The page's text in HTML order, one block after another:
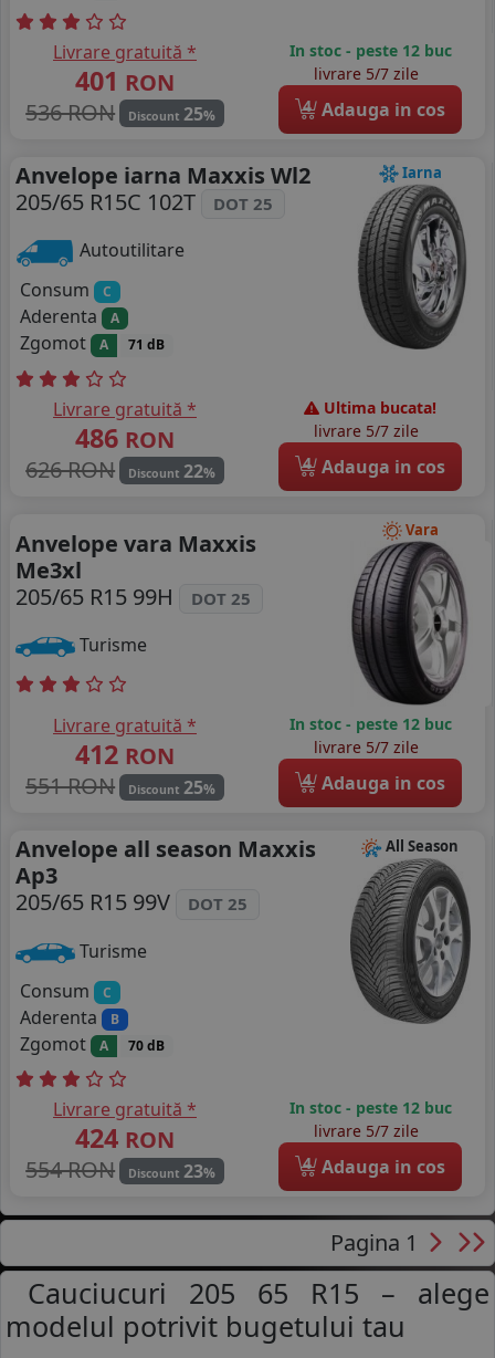
Livrare gratuită *
401 RON
536 RON
Discount 25%
In stoc - peste 12 buc
livrare 5/7 zile
4 Adauga in cos
Iarna
Anvelope iarna Maxxis Wl2
205/65 R15C 102T
DOT 25
Autoutilitare
Consum
C
Aderenta A
Zgomot A 71 dB
Livrare gratuită *
486 RON
626 RON
Discount 22%
Ultima bucata!
livrare 5/7 zile
4 Adauga in cos
Vara
Anvelope vara Maxxis
Me3xl
205/65 R15 99H
DOT 25
Turisme
Livrare gratuită *
412 RON
551 RON
Discount 25%
In stoc - peste 12 buc
livrare 5/7 zile
4 Adauga in cos
All Season
Anvelope all season Maxxis
Ap3
205/65 R15 99V
DOT 25
Turisme
Consum
C
Aderenta B
Zgomot A 70 dB
Livrare gratuită *
424 RON
554 RON
Discount 23%
In stoc - peste 12 buc
livrare 5/7 zile
4 Adauga in cos
Pagina 1
Cauciucuri 205 65 R15 – alege
modelul potrivit bugetului tau